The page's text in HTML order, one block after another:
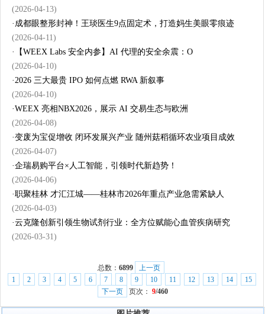
(2026-04-13)
· 成都眼整形封神！王琰医生9点固定术，打造妈生美眼零痕迹
(2026-04-11)
·
【WEEX Labs 安全内参】AI 代理的安全余震：O
(2026-04-10)
·2026 三大最贵 IPO 如何点燃 RWA 新叙事
(2026-04-10)
·WEEX 亮相NBX2026，展示 AI 交易生态与欧洲
(2026-04-08)
·变废为宝促增收 闭环发展兴产业 随州菇稻循环农业项目成效
(2026-04-07)
·企瑞易购平台×人工智能，引领时代新趋势！
(2026-04-06)
·职聚桂林 才汇江城——桂林市2026年重点产业急需紧缺人
(2026-04-03)
·云克隆创新引领生物试剂行业：全方位赋能心血管疾病研究
(2026-03-31)
总数： 6899
上一页
1
2 3 4 5 6 7 8 9 10 11 12 13 14
15
下一页
页次： 9/460